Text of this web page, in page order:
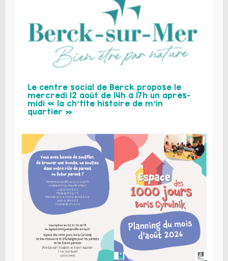
Le centre social de Berck propose le
mercredi 12 août de 14h à 17h un après-
midi « la ch’tite histoire de m’in
quartier »